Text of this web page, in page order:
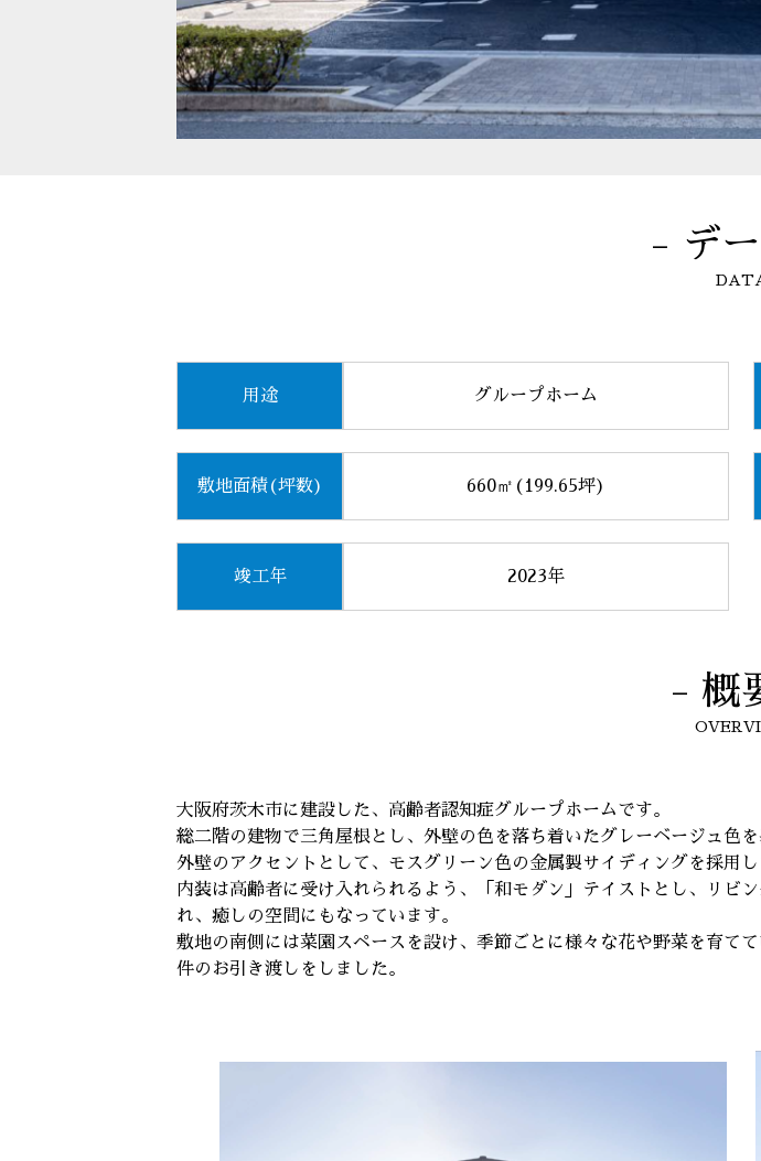
- デ
用途 グループホーム
敷地面積(坪数) 660㎡(199.65坪)
竣工年 2023年
- 概
大阪府茨木市に建設した、高齢者認知症グループホームです。
総二階の建物で三角屋根とし、外壁の色を落ち着いたグレーベージュ色
外壁のアクセントとして、モスグリーン色の金属製サイディングを採用し
内装は高齢者に受け入れられるよう、「和モダン」テイストとし、リビ
れ、癒しの空間にもなっています。
敷地の南側には菜園スペースを設け、季節ごとに様々な花や野菜を育て
件のお引き渡しをしました。